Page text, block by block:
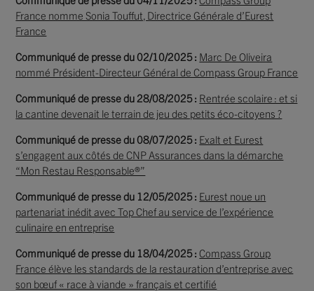
France nomme Sonia Touffut, Directrice Générale d’Eurest
France
Communiqué de presse du 02/10/2025 : Marc De Oliveira
nommé Président-Directeur Général de Compass Group France
Communiqué de presse du 28/08/2025 : Rentrée scolaire : et si
la cantine devenait le terrain de jeu des petits éco-citoyens ?
Communiqué de presse du 08/07/2025 : Exalt et Eurest
s’engagent aux côtés de CNP Assurances dans la démarche
“Mon Restau Responsable®”
Communiqué de presse du 12/05/2025 : Eurest noue un
partenariat inédit avec Top Chef au service de l’expérience
culinaire en entreprise
Communiqué de presse du 18/04/2025 :Compass Group
France élève les standards de la restauration d’entreprise avec
son bœuf « race à viande » français et certifié